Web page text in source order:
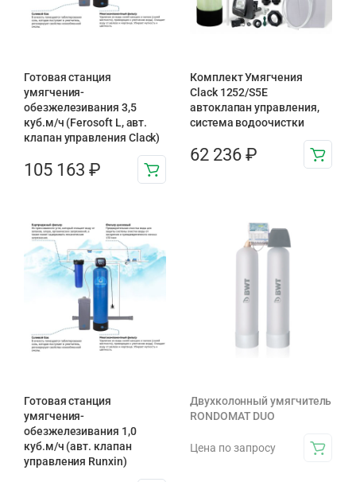
Готовая станция
умягчения-
обезжелезивания 3,5
куб.м/ч (Ferosoft L, авт.
клапан управления Clack)
105 163 ₽
Комплект Умягчения
Clack 1252/S5E
автоклапан управления,
система водоочистки
62 236 ₽
Готовая станция
умягчения-
обезжелезивания 1,0
куб.м/ч (авт. клапан
управления Runxin)
Двухколонный умягчитель
RONDOMAT DUO
Цена по запросу